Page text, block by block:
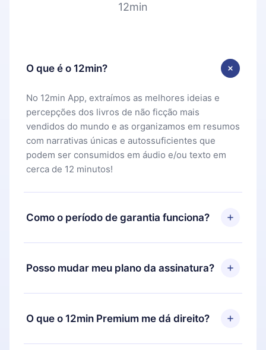
12min
O que é o 12min?
No 12min App, extraímos as melhores ideias e
percepções dos livros de não ficção mais
vendidos do mundo e as organizamos em resumos
com narrativas únicas e autossuficientes que
podem ser consumidos em áudio e/ou texto em
cerca de 12 minutos!
Como o período de garantia funciona?
Você pode baixar nosso aplicativo e começar a
aproveitar nossa biblioteca. Se por algum motivo
não ficar satisfeito com nossa plataforma, basta
e solicitar o reembolso do valor. Você receberá
Posso mudar meu plano da assinatura?
Sim, mas a mudança só se aplicará a partir do
próximo período de cobrança. Por exemplo, se
você decidiu mudar sua assinatura mensal para
O que o 12min Premium me dá direito?